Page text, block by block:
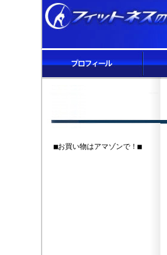
■お買い物はアマゾンで！■